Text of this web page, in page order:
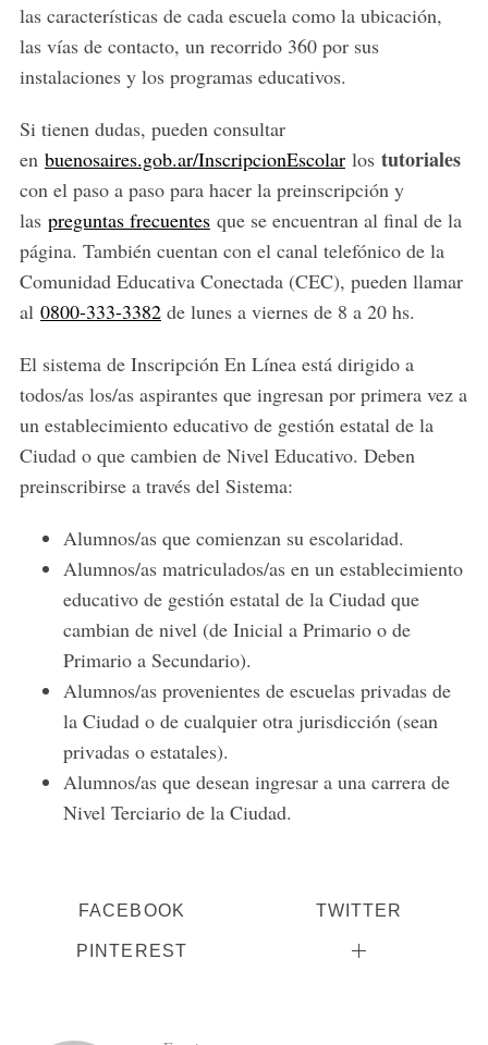
las características de cada escuela como la ubicación,
las vías de contacto, un recorrido 360 por sus
instalaciones y los programas educativos.
Si tienen dudas, pueden consultar
en buenosaires.gob.ar/InscripcionEscolarlos tutoriales
con el paso a paso para hacer la preinscripción y
las preguntas frecuentesque se encuentran al final de la
página. También cuentan con el canal telefónico de la
Comunidad Educativa Conectada (CEC), pueden llamar
al 0800-333-3382de lunes a viernes de 8 a 20 hs.
El sistema de Inscripción En Línea está dirigido a
todos/as los/as aspirantes que ingresan por primera vez a
un establecimiento educativo de gestión estatal de la
Ciudad o que cambien de Nivel Educativo. Deben
preinscribirse a través del Sistema:
Alumnos/as que comienzan su escolaridad.
Alumnos/as matriculados/as en un establecimiento
educativo de gestión estatal de la Ciudad que
cambian de nivel (de Inicial a Primario o de
Primario a Secundario).
Alumnos/as provenientes de escuelas privadas de
la Ciudad o de cualquier otra jurisdicción (sean
privadas o estatales).
Alumnos/as que desean ingresar a una carrera de
Nivel Terciario de la Ciudad.
FACEBOOK TWITTER
PINTEREST